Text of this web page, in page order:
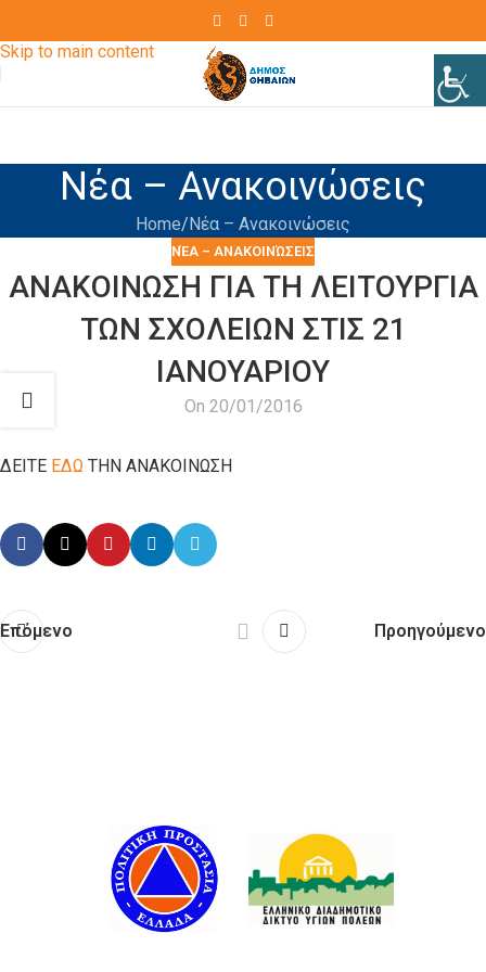
Skip to main content
Νέα – Ανακοινώσεις
Home Νέα – Ανακοινώσεις
ΝΈΑ – ΑΝΑΚΟΙΝΏΣΕΙΣ
ΑΝΑΚΟΙΝΩΣΗ ΓΙΑ ΤΗ ΛΕΙΤΟΥΡΓΙΑ
ΤΩΝ ΣΧΟΛΕΙΩΝ ΣΤΙΣ 21
ΙΑΝΟΥΑΡΙΟΥ
On 20/01/2016
ΔΕΙΤΕ ΕΔΩ ΤΗΝ ΑΝΑΚΟΙΝΩΣΗ
Επόμενο Προηγούμενο